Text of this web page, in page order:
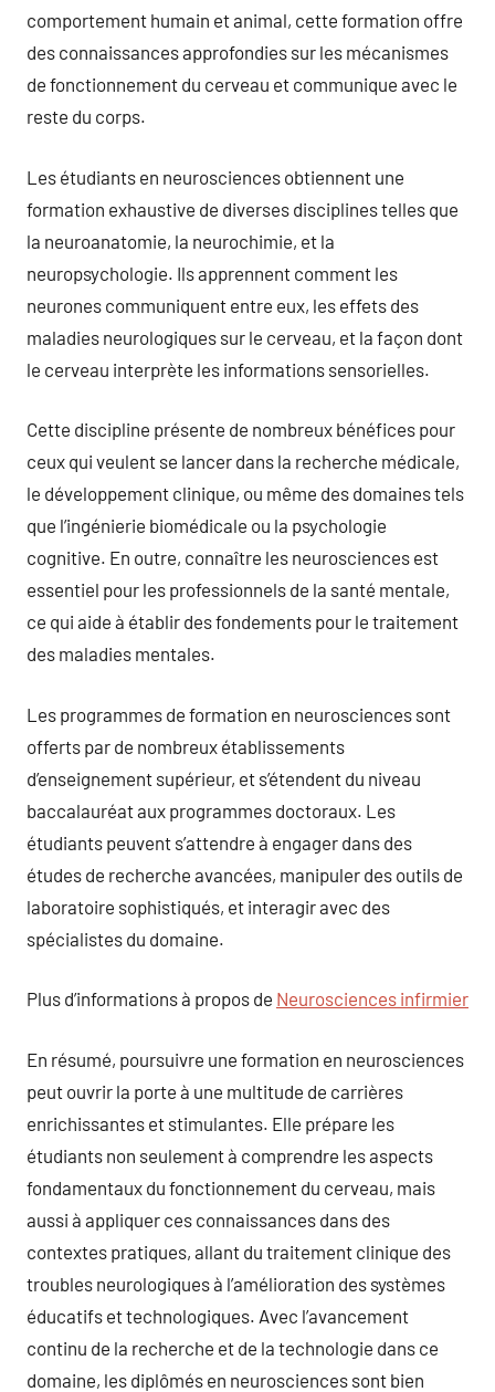
comportement humain et animal, cette formation offre
des connaissances approfondies sur les mécanismes
de fonctionnement du cerveau et communique avec le
reste du corps.
Les étudiants en neurosciences obtiennent une
formation exhaustive de diverses disciplines telles que
la neuroanatomie, la neurochimie, et la
neuropsychologie. Ils apprennent comment les
neurones communiquent entre eux, les effets des
maladies neurologiques sur le cerveau, et la façon dont
le cerveau interprète les informations sensorielles.
Cette discipline présente de nombreux bénéfices pour
ceux qui veulent se lancer dans la recherche médicale,
le développement clinique, ou même des domaines tels
que l’ingénierie biomédicale ou la psychologie
cognitive. En outre, connaître les neurosciences est
essentiel pour les professionnels de la santé mentale,
ce qui aide à établir des fondements pour le traitement
des maladies mentales.
Les programmes de formation en neurosciences sont
offerts par de nombreux établissements
d’enseignement supérieur, et s’étendent du niveau
baccalauréat aux programmes doctoraux. Les
étudiants peuvent s’attendre à engager dans des
études de recherche avancées, manipuler des outils de
laboratoire sophistiqués, et interagir avec des
spécialistes du domaine.
Plus d’informations à propos de Neurosciences infirmier
En résumé, poursuivre une formation en neurosciences
peut ouvrir la porte à une multitude de carrières
enrichissantes et stimulantes. Elle prépare les
étudiants non seulement à comprendre les aspects
fondamentaux du fonctionnement du cerveau, mais
aussi à appliquer ces connaissances dans des
contextes pratiques, allant du traitement clinique des
troubles neurologiques à l’amélioration des systèmes
éducatifs et technologiques. Avec l’avancement
continu de la recherche et de la technologie dans ce
domaine, les diplômés en neurosciences sont bien